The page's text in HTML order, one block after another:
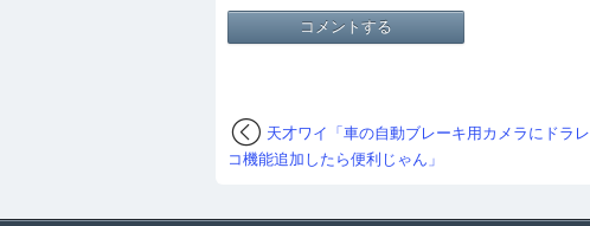
天才ワイ「車の自動ブレーキ用カメラにドラレ
コ機能追加したら便利じゃん」